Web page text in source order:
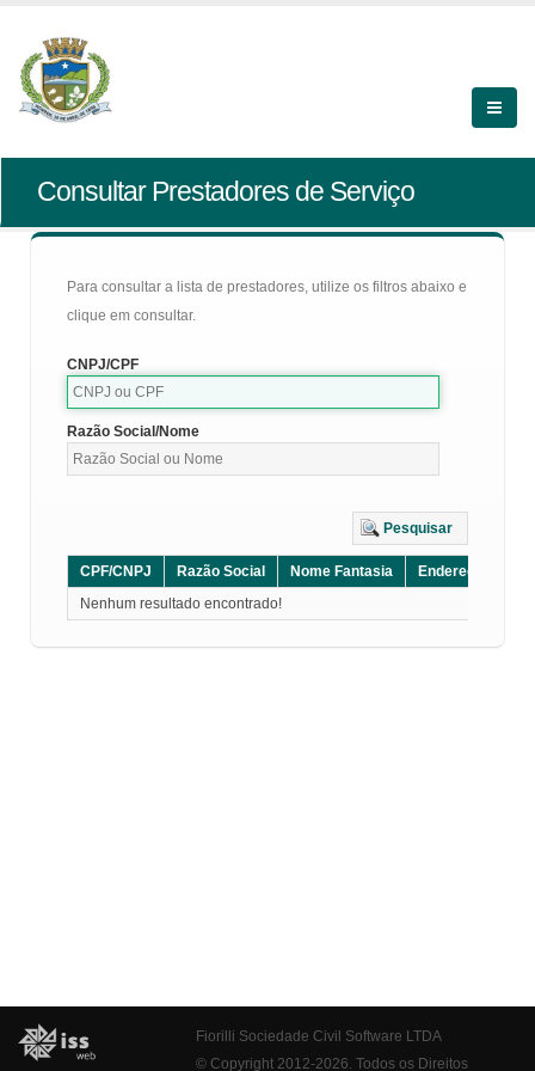
Consultar Prestadores de Serviço
Para consultar a lista de prestadores, utilize os filtros abaixo e
clique em consultar.
CNPJ/CPF
Razão Social/Nome
Pesquisar
CPF/CNPJ Razão Social Nome Fantasia Endereço
Nenhum resultado encontrado!
Fiorilli Sociedade Civil Software LTDA
© Copyright 2012-2026. Todos os Direitos